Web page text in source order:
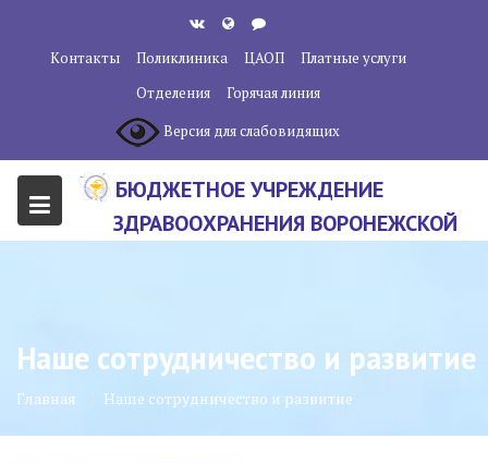
содержанию
Контакты Поликлиника ЦАОП
Платные услуги
Отделения
Горячая линия
Версия для слабовидящих
БЮДЖЕТНОЕ УЧРЕЖДЕНИЕ
ЗДРАВООХРАНЕНИЯ ВОРОНЕЖСКОЙ
ЦЕНТР"
Наше сотрудничество и развитие
Главная Наше сотрудничество и развитие